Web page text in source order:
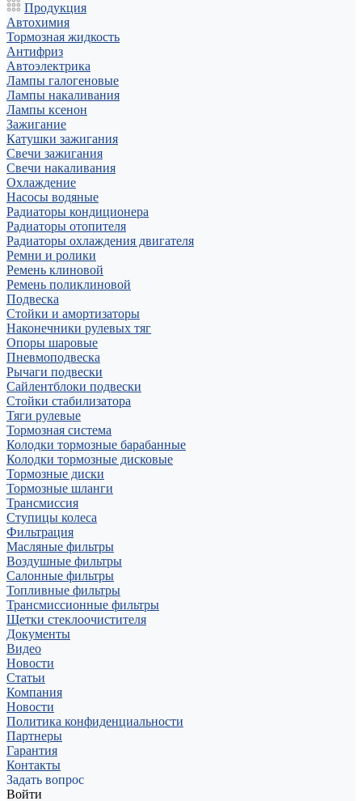
Продукция
Автохимия
Тормозная жидкость
Антифриз
Автоэлектрика
Лампы галогеновые
Лампы накаливания
Лампы ксенон
Зажигание
Катушки зажигания
Свечи зажигания
Свечи накаливания
Охлаждение
Насосы водяные
Радиаторы кондиционера
Радиаторы отопителя
Радиаторы охлаждения двигателя
Ремни и ролики
Ремень клиновой
Ремень поликлиновой
Подвеска
Стойки и амортизаторы
Наконечники рулевых тяг
Опоры шаровые
Пневмоподвеска
Рычаги подвески
Сайлентблоки подвески
Стойки стабилизатора
Тяги рулевые
Тормозная система
Колодки тормозные барабанные
Колодки тормозные дисковые
Тормозные диски
Тормозные шланги
Трансмиссия
Ступицы колеса
Фильтрация
Масляные фильтры
Воздушные фильтры
Салонные фильтры
Топливные фильтры
Трансмиссионные фильтры
Щетки стеклоочистителя
Документы
Видео
Новости
Статьи
Компания
Новости
Политика конфиденциальности
Партнеры
Гарантия
Контакты
Задать вопрос
Войти